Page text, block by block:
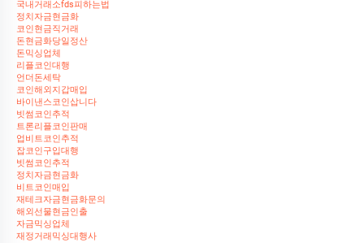
국내거래소fds피하는법
정치자금현금화
코인현금직거래
돈현금화당일정산
돈믹싱업체
리플코인대행
언더돈세탁
코인해외지갑매입
바이낸스코인삽니다
빗썸코인추적
트론리플코인판매
업비트코인추적
잡코인구입대행
빗썸코인추적
정치자금현금화
비트코인매입
재테크자금현금화문의
해외선물현금인출
자금믹싱업체
재정거래믹싱대행사